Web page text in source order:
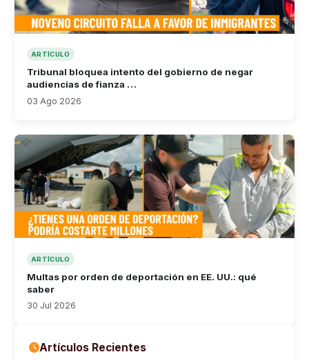
ARTÍCULO
Tribunal bloquea intento del gobierno de negar
audiencias de fianza …
03 Ago 2026
ARTÍCULO
Multas por orden de deportación en EE. UU.: qué
saber
30 Jul 2026
Artículos Recientes